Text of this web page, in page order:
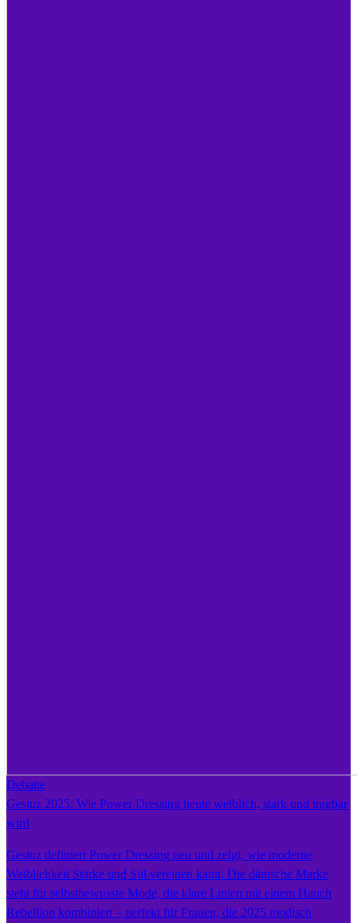
Debatte
Gestuz 2025: Wie Power Dressing heute weiblich, stark und tragbar
wird
Gestuz definiert Power Dressing neu und zeigt, wie moderne
Weiblichkeit Stärke und Stil vereinen kann. Die dänische Marke
steht für selbstbewusste Mode, die klare Linien mit einem Hauch
Rebellion kombiniert – perfekt für Frauen, die 2025 modisch